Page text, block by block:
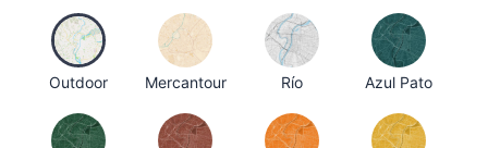
Outdoor Mercantour Río Azul Pato